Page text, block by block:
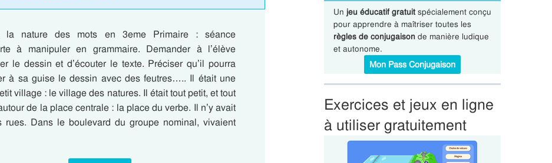
la nature des mots en 3eme Primaire : séance
à manipuler en grammaire. Demander à l’élève
le dessin et d’écouter le texte. Préciser qu’il pourra
à sa guise le dessin avec des feutres….. Il était une
village : le village des natures. Il était tout petit, et tout
de la place centrale : la place du verbe. Il n’y avait
rues. Dans le boulevard du groupe nominal, vivaient
Un jeu éducatif gratuitspécialement conçu
pour apprendre à maîtriser toutes les
règles de conjugaisonde manière ludique
et autonome.
Mon Pass Conjugaison
Exercices et jeux en ligne
à utiliser gratuitement